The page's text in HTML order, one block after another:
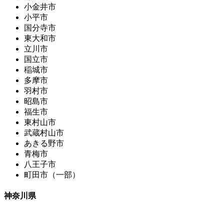
小金井市
小平市
国分寺市
東大和市
立川市
国立市
稲城市
多摩市
羽村市
昭島市
福生市
東村山市
武蔵村山市
あきる野市
青梅市
八王子市
町田市（一部）
神奈川県